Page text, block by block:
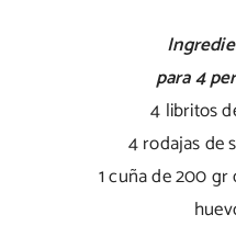
para 4
4 libritos
4 rodajas de
1 cuña de 200